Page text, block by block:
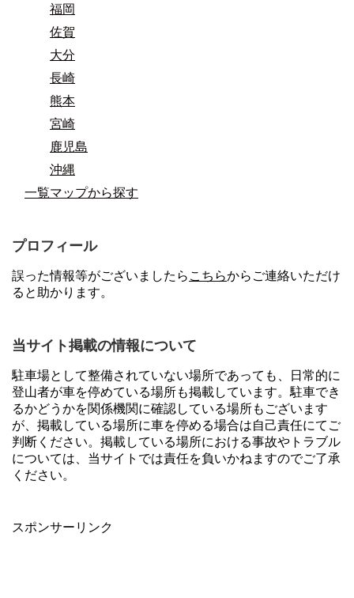
福岡
佐賀
大分
長崎
熊本
宮崎
鹿児島
沖縄
一覧マップから探す
プロフィール
誤った情報等がございましたら こちらからご連絡いただけ
ると助かります。
当サイト掲載の情報について
駐車場として整備されていない場所であっても、日常的に
登山者が車を停めている場所も掲載しています。駐車でき
るかどうかを関係機関に確認している場所もございます
が、掲載している場所に車を停める場合は自己責任にてご
判断ください。掲載している場所における事故やトラブル
については、当サイトでは責任を負いかねますのでご了承
ください。
スポンサーリンク